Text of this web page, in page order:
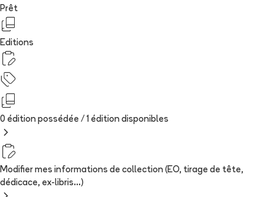
Prêt
Editions
0 édition possédée / 1 édition disponibles
Modifier mes informations de collection (EO, tirage de tête,
dédicace, ex-libris...)